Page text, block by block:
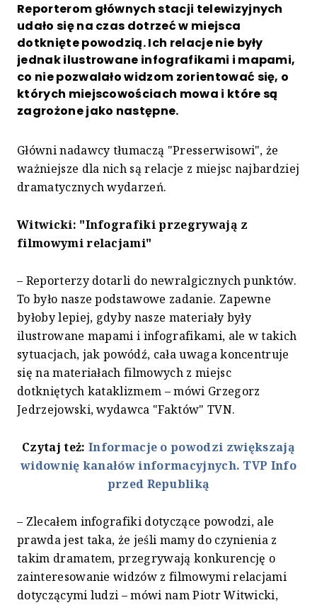
Reporterom głównych stacji telewizyjnych
udało się na czas dotrzeć w miejsca
dotknięte powodzią. Ich relacje nie były
jednak ilustrowane infografikami i mapami,
co nie pozwalało widzom zorientować się, o
których miejscowościach mowa i które są
zagrożone jako następne.
Główni nadawcy tłumaczą "Presserwisowi", że
ważniejsze dla nich są relacje z miejsc najbardziej
dramatycznych wydarzeń.
Witwicki: "Infografiki przegrywają z
filmowymi relacjami"
– Reporterzy dotarli do newralgicznych punktów.
To było nasze podstawowe zadanie. Zapewne
byłoby lepiej, gdyby nasze materiały były
ilustrowane mapami i infografikami, ale w takich
sytuacjach, jak powódź, cała uwaga koncentruje
się na materiałach filmowych z miejsc
dotkniętych kataklizmem – mówi Grzegorz
Jedrzejowski, wydawca "Faktów" TVN.
Czytaj też: Informacje o powodzi zwiększają
widownię kanałów informacyjnych. TVP Info
przed Republiką
– Zlecałem infografiki dotyczące powodzi, ale
prawda jest taka, że jeśli mamy do czynienia z
takim dramatem, przegrywają konkurencję o
zainteresowanie widzów z filmowymi relacjami
dotyczącymi ludzi – mówi nam Piotr Witwicki,